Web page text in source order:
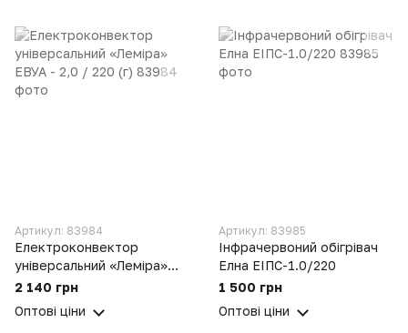
Артикул: 83984
Електроконвектор
універсальний «Леміра»
ЕВУА - 2,0 / 220 (г)
2 140 грн
Оптові ціни
Артикул: 83985
Інфрачервоний обігрівач
Елна ЕІПС-1.0/220
1 500 грн
Оптові ціни